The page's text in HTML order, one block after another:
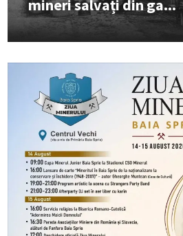
mineri salvați din ga...